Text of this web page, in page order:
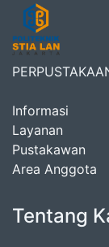
Informasi
Layanan
Pustakawan
Area Anggota
Tentang